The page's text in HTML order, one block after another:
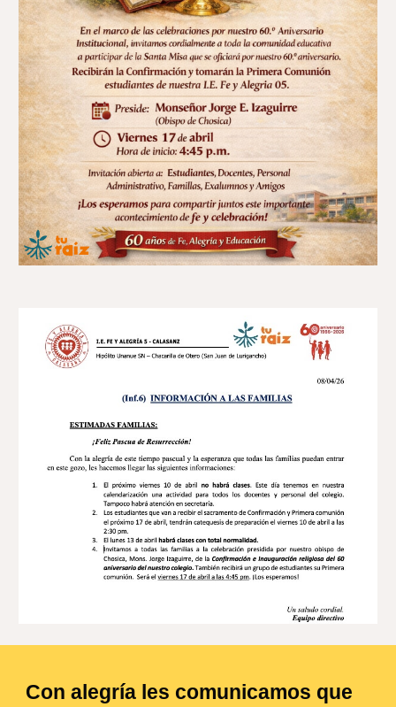
Con alegría les comunicamos que